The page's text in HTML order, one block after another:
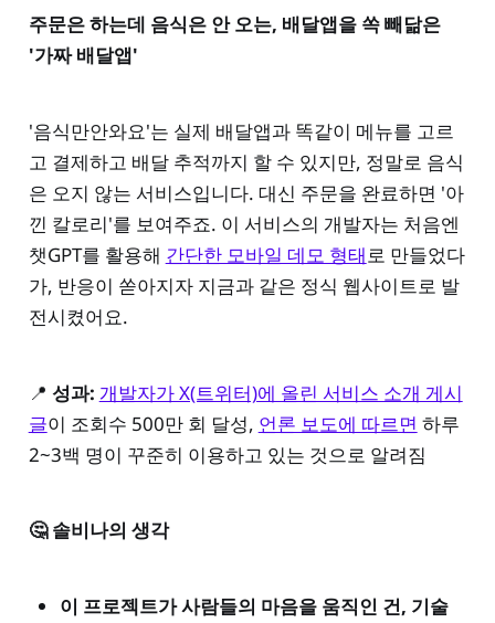
주문은 하는데 음식은 안 오는, 배달앱을 쏙 빼닮은
'가짜 배달앱'
'음식만안와요'는 실제 배달앱과 똑같이 메뉴를 고르
고 결제하고 배달 추적까지 할 수 있지만, 정말로 음식
은 오지 않는 서비스입니다. 대신 주문을 완료하면 '아
낀 칼로리'를 보여주죠. 이 서비스의 개발자는 처음엔
챗GPT를 활용해 간단한 모바일 데모 형태로 만들었다
가, 반응이 쏟아지자 지금과 같은 정식 웹사이트로 발
전시켰어요.
📍 성과: 개발자가 X(트위터)에 올린 서비스 소개 게시
글이 조회수 500만 회 달성, 언론 보도에 따르면 하루
2~3백 명이 꾸준히 이용하고 있는 것으로 알려짐
🤔 솔비나의 생각
이 프로젝트가 사람들의 마음을 움직인 건, 기술